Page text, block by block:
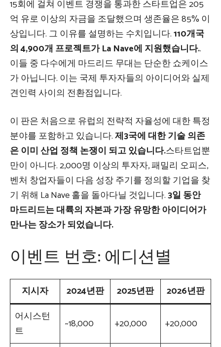
15회에 걸쳐 이벤트 경쟁을 통과한 스타트업은 205
억 유로 이상의 자금을 조달했으며 생존율은 85% 이
상입니다. 그 이유를 설명하는 수치입니다.110개국
의 4,900개 프로젝트가 La Nave에 지원했습니다..
이들 중 다수에게 마드리드 무대는 단순한 쇼케이스
가 아닙니다. 이는 국제 투자자들의 아이디어와 실제
견인력 사이의 전환점입니다.
이 판은 처음으로 유럽의 전략적 자율성에 대한 특정
분야를 포함하고 있습니다.제3국에 대한 기술 의존
은 이미 산업 정책 논쟁이 되고 있습니다.스타트업뿐
만이 아니다. 2,000명 이상의 투자자, 패밀리 오피스,
벤처 창업자들이 다음 성장 주기를 정의할 기업을 찾
기 위해 La Nave 홀을 돌아다닐 것입니다.3일 동안
마드리드는 대륙의 자본과 가장 유망한 아이디어가
만나는 장소가 되었습니다.
이벤트 번호: 에디션별
지시자 2024년판 2025년판
2026년판
어시스턴
트
~18,000 +20,000 +20,000